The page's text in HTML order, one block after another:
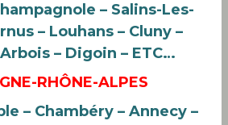
– Salins-Les-
– Louhans – Cluny –
– Digoin – ETC…
RHÔNE-ALPES
– Chambéry – Annecy –